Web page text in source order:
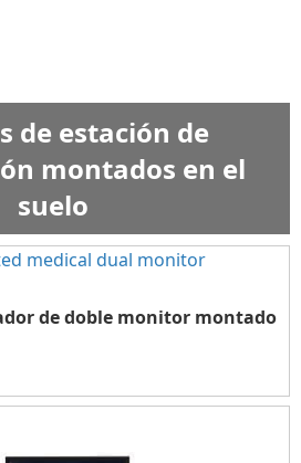
de estación de
montados en el
suelo
de doble monitor montado